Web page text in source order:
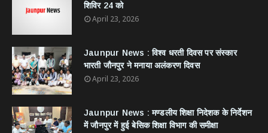
शिविर 24 को
April 23, 2026
Jaunpur News : विश्व धरती दिवस पर संस्कार
भारती जौनपुर ने मनाया अलंकरण दिवस
April 23, 2026
Jaunpur News : ​मण्डलीय शिक्षा निदेशक के निर्देशन
में जौनपुर में हुई बेसिक शिक्षा विभाग की समीक्षा